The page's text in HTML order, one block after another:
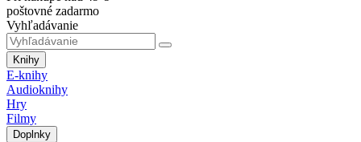
poštovné zadarmo
Vyhľadávanie
Knihy
E-knihy
Audioknihy
Hry
Filmy
Doplnky